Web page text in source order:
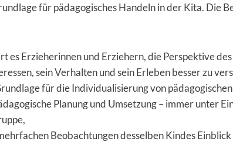
für pädagogisches Handeln in der Kita. Die
es Erzieherinnen und Erziehern, die Perspektive
sein Verhalten und sein Erleben besser zu
für die Individualisierung von
Planung und Umsetzung – immer unter
Beobachtungen desselben Kindes